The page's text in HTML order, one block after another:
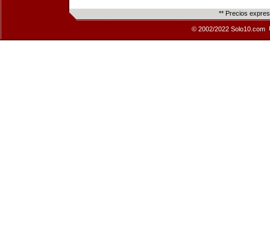
** Precios
© 2002/2022 Solo10.com